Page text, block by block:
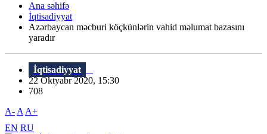
Ana səhifə
İqtisadiyyat
Azərbaycan məcburi köçkünlərin vahid məlumat bazasını
yaradır
İqtisadiyyat
22 Oktyabr 2020, 15:30
708
A- A A+
EN RU